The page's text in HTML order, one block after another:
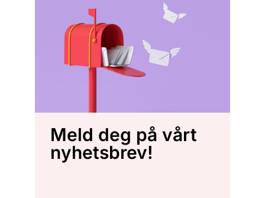
Meld deg på vårt
nyhetsbrev!